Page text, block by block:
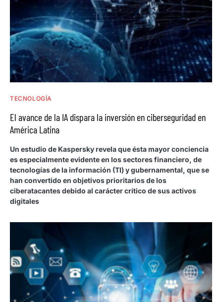
TECNOLOGÍA
El avance de la IA dispara la inversión en ciberseguridad en
América Latina
Un estudio de Kaspersky revela que ésta mayor conciencia
es especialmente evidente en los sectores financiero, de
tecnologías de la información (TI) y gubernamental, que se
han convertido en objetivos prioritarios de los
ciberatacantes debido al carácter crítico de sus activos
digitales